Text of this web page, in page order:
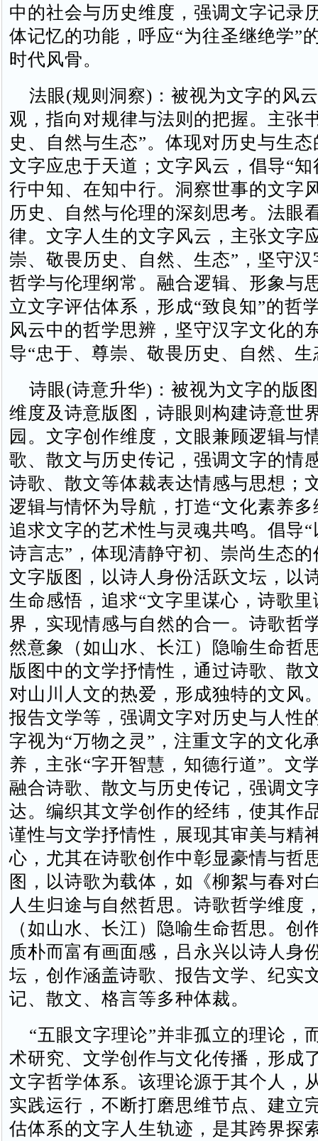
中的社会与历史维度，强调文字记录
体记忆的功能，呼应“为往圣继绝学”
时代风骨。
法眼‌(规则洞察)：被视为‌文字的风
观，指向对规律与法则的把握。‌‌主张
史、自然与生态”。体现对历史与生
文字应忠于天道；‌文字风云，倡导“知
行中知、在知中行。‌‌洞察世事的文字
历史、自然与伦理的深刻思考‌。法眼
律。文字人生的文字风云，主张文字
崇、敬畏历史、自然、生态”，坚守
哲学与伦理纲常。融合逻辑、形象与
立文字评估体系，形成“致良知”的哲
风云中的哲学思辨，坚守汉字文化的
导“忠于、尊崇、敬畏历史、自然、生
诗眼‌(诗意升华)：被视为‌文字的版
维度及诗意版图，诗眼则构建诗意世
园。‌‌文字创作维度，文眼兼顾逻辑与
歌、散文与历史传记，强调文字的情
诗歌、散文等体裁表达情感与思想；‌
逻辑与情怀为导航，打造“文化素养多
追求文字的艺术性与灵魂共鸣。‌倡导
诗言志”，体现清静守初、崇尚生态
文字版图，以诗人身份活跃文坛，以
生命感悟，追求“文字里谋心，诗歌里
界，实现情感与自然的合一。‌诗歌哲
然意象（如山水、长江）隐喻生命哲
版图中的文学抒情性，通过诗歌、散
对山川人文的热爱，形成独特的文风
报告文学等，强调文字对历史与人性
字视为“万物之灵”，注重文字的文化
养，主张“字开智慧，知德行道”。‌‌文
融合诗歌、散文与历史传记，强调文
达。编织其文学创作的经纬，使其作
谨性与文学抒情性‌，展现其审美与精
心，尤其在诗歌创作中彰显豪情与哲
图，以诗歌为载体，如《柳絮与春对
人生归途与自然哲思。诗歌哲学维度
（如山水、长江）隐喻生命哲思。‌‌创
质朴而富有画面感，吕永兴以诗人身
坛，创作涵盖诗歌、报告文学、纪实
记、散文、格言等多种体裁。
“五眼文字理论”并非孤立的理论，
术研究、文学创作与文化传播‌，形成
文字哲学体系。该理论源于其个人，
实践运行，不断打磨思维节点、建立
估体系的文字人生轨迹，是其跨界探